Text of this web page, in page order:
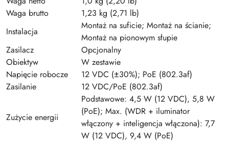
Waga brutto
1,23 kg (2,71 lb)
Instalacja
Montaż na suficie; Montaż na ścianie;
Montaż na pionowym słupie
Zasilacz
Opcjonalny
Obiektyw
W zestawie
Napięcie robocze
12 VDC (±30%); PoE (802.3af)
Zasilanie
12 VDC/PoE (802.3af)
Zużycie energii
Podstawowe: 4,5 W (12 VDC), 5,8 W
(PoE); Max. (WDR + iluminator
włączony + inteligencja włączona): 7,7
W (12 VDC), 9,4 W (PoE)